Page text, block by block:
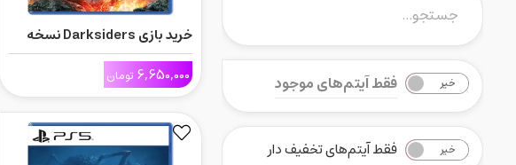
بله خیر فقط آیتم‌های موجود
بله خیر فقط آیتم‌های تخفیف دار
خرید بازی Darksiders نسخه
Warmastered Edition برای
Ps5
6,650,000تومان